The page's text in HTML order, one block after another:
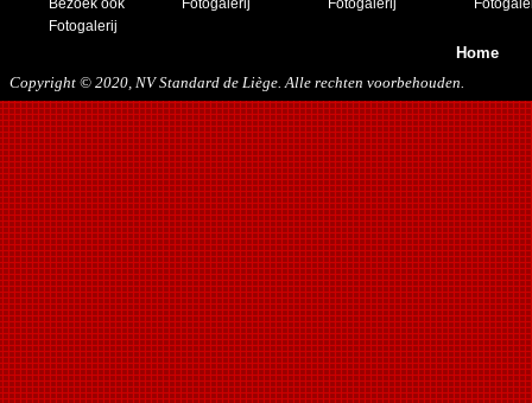
25/02/2017
29/04/2017
21/10/2017
06/01/2018
13/01/2018
03/02/2018
10/03/2018
05/05/2018
15/08/2018
12/01/2019
27/07/2019
17/08/2019
30/11/2019
14/12/2019
Fotogalerij
Home
Copyright © 2020, NV Standard de Liège. Alle rechten voorbehouden.